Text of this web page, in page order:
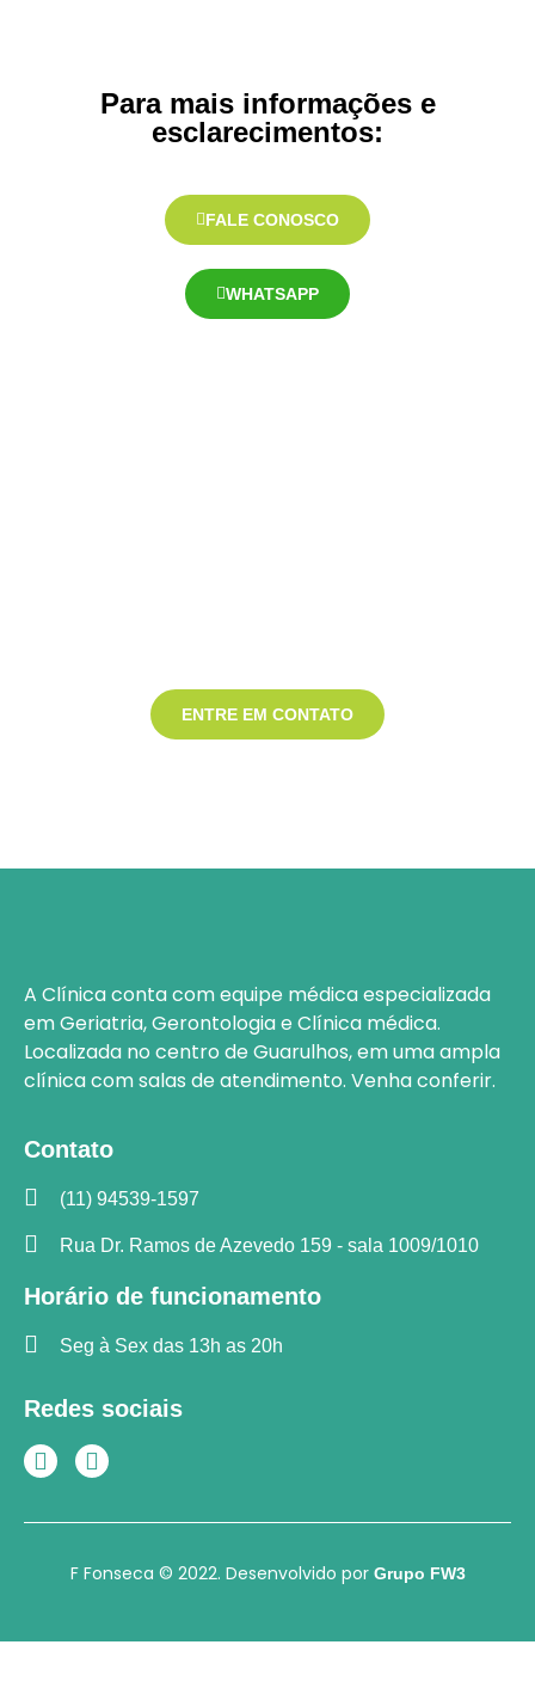
Para mais informações e
esclarecimentos:
FALE CONOSCO
WHATSAPP
ENTRE EM CONTATO
A Clínica conta com equipe médica especializada
emGeriatria, Gerontologia e Clínica médica.
Localizada no centro de Guarulhos, em uma ampla
clínica com salas de atendimento. Venha conferir.
Contato
(11) 94539-1597
Rua Dr. Ramos de Azevedo 159 - sala 1009/1010
Horário de funcionamento
Seg à Sex das 13h as 20h
Redes sociais
F Fonseca © 2022. Desenvolvido por Grupo FW3